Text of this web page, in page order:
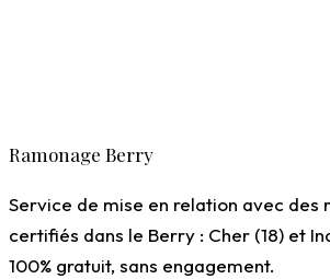
Devis gratuit, sans engagement
Ramonage Berry
Service de mise en relation avec des
certifiés dans le Berry : Cher (18) et
100% gratuit, sans engagement.